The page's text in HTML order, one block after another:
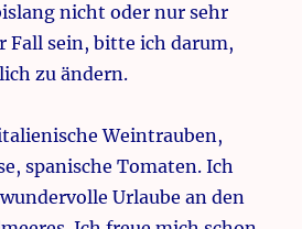
nicht oder nur sehr
Fall sein, bitte ich darum,
zu ändern.
Weintrauben,
spanische Tomaten. Ich
Urlaube an den